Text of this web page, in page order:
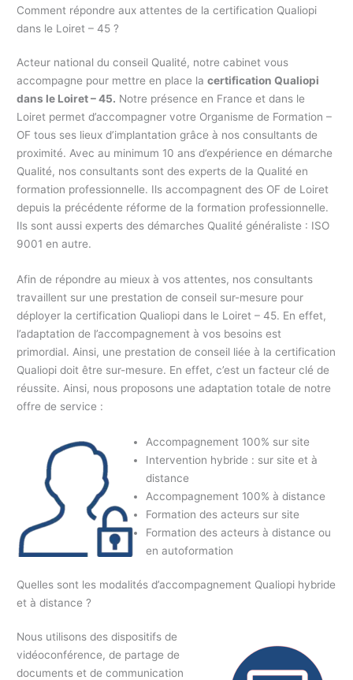
Comment répondre aux attentes de la certification Qualiopi
dans le Loiret – 45 ?
Acteur national du conseil Qualité, notre cabinet vous
accompagne pour mettre en place lacertification Qualiopi
dans le Loiret – 45. Notre présence en France et dans le
Loiret permet d’accompagner votre Organisme de Formation –
OF tous ses lieux d’implantation grâce à nos consultants de
proximité. Avec au minimum 10 ans d’expérience en démarche
Qualité, nos consultants sont des experts de la Qualité en
formation professionnelle. Ils accompagnent des OF de Loiret
depuis la précédente réforme de la formation professionnelle.
Ils sont aussi experts des démarches Qualité généraliste : ISO
9001 en autre.
Afin de répondre au mieux à vos attentes, nos consultants
travaillent sur une prestation de conseil sur-mesure pour
déployer la certification Qualiopi dans le Loiret – 45. En effet,
l’adaptation de l’accompagnement à vos besoins est
primordial. Ainsi, une prestation de conseil liée à la certification
Qualiopi doit être sur-mesure. En effet, c’est un facteur clé de
réussite. Ainsi, nous proposons une adaptation totale de notre
offre de service :
Accompagnement 100% sur site
Intervention hybride : sur site et à
distance
Accompagnement 100% à distance
Formation des acteurs sur site
Formation des acteurs à distance ou
en autoformation
Quelles sont les modalités d’accompagnement Qualiopi hybride
et à distance ?
Nous utilisons des dispositifs de
vidéoconférence, de partage de
documents et de communication